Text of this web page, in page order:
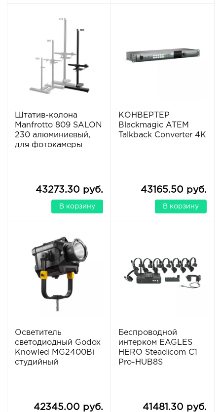
Штатив-колона
Manfrotto 809 SALON
230 алюминиевый,
для фотокамеры
43273.30 руб.
В корзину
КОНВЕРТЕР
Blackmagic ATEM
Talkback Converter 4K
43165.50 руб.
В корзину
Осветитель
светодиодный Godox
Knowled MG2400Bi
студийный
42345.00 руб.
Беспроводной
интерком EAGLES
HERO Steadicom C1
Pro-HUB8S
41481.30 руб.